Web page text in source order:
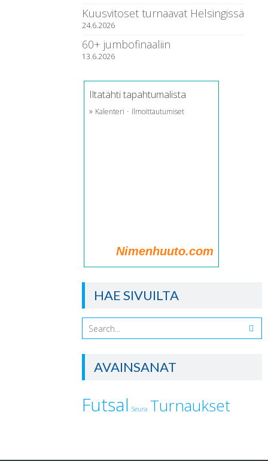
Kuusvitoset turnaavat Helsingissä
24.6.2026
60+ jumbofinaaliin
13.6.2026
Iltatähti tapahtumalista
» Kalenteri · Ilmoittautumiset
Nimenhuuto.com
HAE SIVUILTA
AVAINSANAT
Futsal Seura Turnaukset